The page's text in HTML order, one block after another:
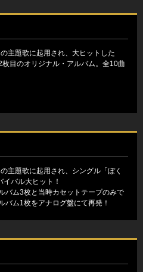
主題歌に起用され、大ヒットした
枚目のオリジナル・アルバム。全10曲
主題歌に起用され、シングル「ぼく
バル大ヒット！
バム3枚と当時カセットテープのみで
バム1枚をアナログ盤にて再発！